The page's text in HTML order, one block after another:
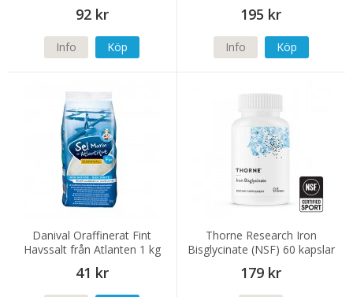
92 kr
Info Köp
195 kr
Info Köp
Danival Oraffinerat Fint
Havssalt från Atlanten 1 kg
41 kr
Thorne Research Iron
Bisglycinate (NSF) 60 kapslar
179 kr